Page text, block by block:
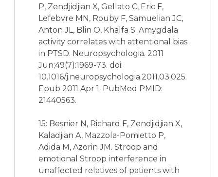
P, Zendjidjian X, Gellato C, Eric F,
Lefebvre MN, Rouby F, Samuelian JC,
Anton JL, Blin O, Khalfa S. Amygdala
activity correlates with attentional bias
in PTSD. Neuropsychologia. 2011
Jun;49(7):1969-73. doi:
10.1016/j.neuropsychologia.2011.03.025.
Epub 2011 Apr 1. PubMed PMID:
21440563.
15: Besnier N, Richard F, Zendjidjian X,
Kaladjian A, Mazzola-Pomietto P,
Adida M, Azorin JM. Stroop and
emotional Stroop interference in
unaffected relatives of patients with